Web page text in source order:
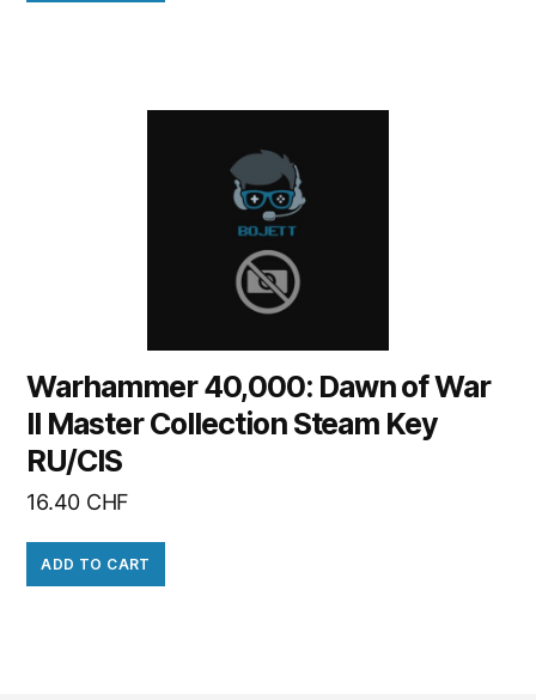
Warhammer 40,000: Dawn of War
II Master Collection Steam Key
RU/CIS
16.40 CHF
ADD TO CART